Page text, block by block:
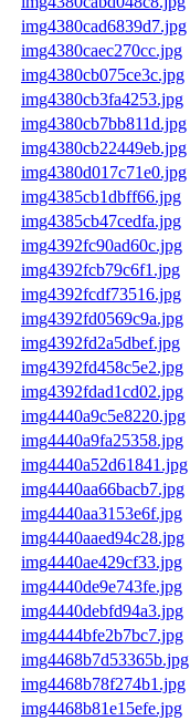
img4380cad6839d7.jpg
img4380caec270cc.jpg
img4380cb075ce3c.jpg
img4380cb3fa4253.jpg
img4380cb7bb811d.jpg
img4380cb22449eb.jpg
img4380d017c71e0.jpg
img4385cb1dbff66.jpg
img4385cb47cedfa.jpg
img4392fc90ad60c.jpg
img4392fcb79c6f1.jpg
img4392fcdf73516.jpg
img4392fd0569c9a.jpg
img4392fd2a5dbef.jpg
img4392fd458c5e2.jpg
img4392fdad1cd02.jpg
img4440a9c5e8220.jpg
img4440a9fa25358.jpg
img4440a52d61841.jpg
img4440aa66bacb7.jpg
img4440aa3153e6f.jpg
img4440aaed94c28.jpg
img4440ae429cf33.jpg
img4440de9e743fe.jpg
img4440debfd94a3.jpg
img4444bfe2b7bc7.jpg
img4468b7d53365b.jpg
img4468b78f274b1.jpg
img4468b81e15efe.jpg